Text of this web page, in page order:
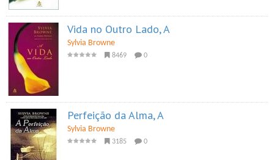
Vida no Outro Lado, A
Sylvia Browne
8469 0
Perfeição da Alma, A
Sylvia Browne
3185 0